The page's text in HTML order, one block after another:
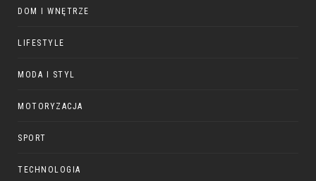
DOM I WNĘTRZE
LIFESTYLE
MODA I STYL
MOTORYZACJA
SPORT
TECHNOLOGIA